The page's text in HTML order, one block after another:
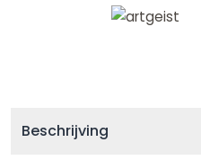
Beschrijving